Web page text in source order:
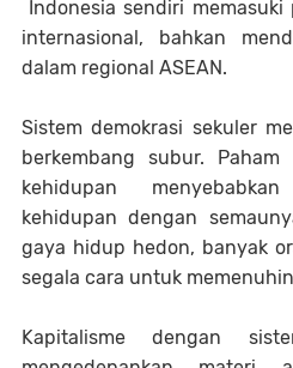
Indonesia sendiri
internasional, bahkan
dalam regional ASEAN.
Sistem demokrasi sekuler
berkembang subur.
kehidupan
kehidupan dengan
gaya hidup hedon, banyak
segala cara untuk
Kapitalisme dengan